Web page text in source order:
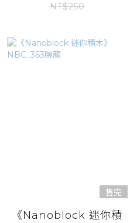
NT$250
售完
《Nanoblock 迷你積